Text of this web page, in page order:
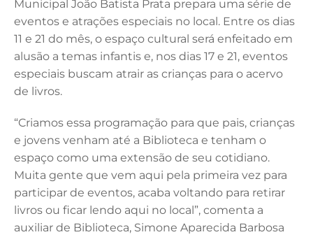
e
b
o
o
e
dI
n
te
r
l
s
A
p
p
Municipal João Batista Prata prepara uma série de
eventos e atrações especiais no local. Entre os dias
11 e 21 do mês, o espaço cultural será enfeitado em
alusão a temas infantis e, nos dias 17 e 21, eventos
especiais buscam atrair as crianças para o acervo
de livros.
“Criamos essa programação para que pais, crianças
e jovens venham até a Biblioteca e tenham o
espaço como uma extensão de seu cotidiano.
Muita gente que vem aqui pela primeira vez para
participar de eventos, acaba voltando para retirar
livros ou ficar lendo aqui no local”, comenta a
auxiliar de Biblioteca, Simone Aparecida Barbosa